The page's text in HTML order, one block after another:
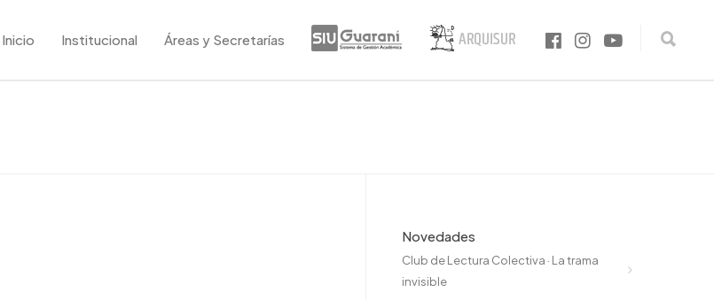
Inicio Institucional Áreas y Secretarías
Novedades
Club de Lectura Colectiva · La trama
invisible